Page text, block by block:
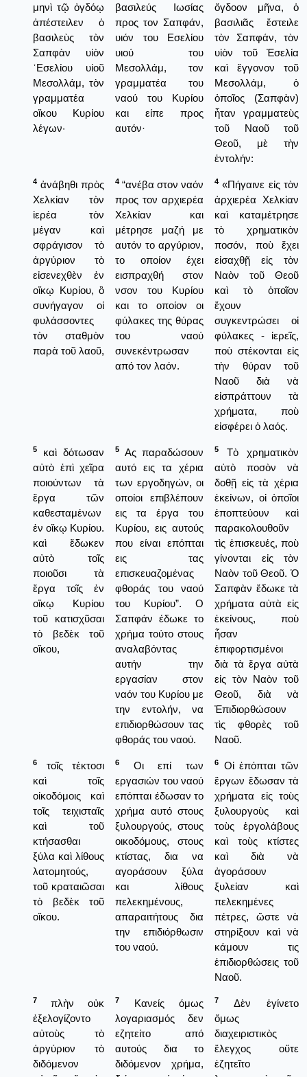
μηνὶ τῷ ὀγδόῳ
ἀπέστειλεν ὁ
βασιλεὺς τὸν
Σαπφὰν υἱὸν
᾿Εσελίου υἱοῦ
Μεσολλάμ, τὸν
γραμματέα
οἴκου Κυρίου
λέγων·
βασιλεύς Ιωσίας
προς τον Σαπφάν,
υιόν του Εσελίου
υιού του
Μεσολλάμ, τον
γραμματέα του
ναού του Κυρίου
και είπε προς
αυτόν·
ὄγδοον μῆνα, ὁ
βασιλιᾶς ἔστειλε
τὸν Σαπφάν, τὸν
υἱὸν τοῦ Ἐσελία
καὶ ἔγγονον τοῦ
Μεσολλάμ, ὁ
ὁποῖος (Σαπφὰν)
ἦταν γραμματεὺς
τοῦ Ναοῦ τοῦ
Θεοῦ, μὲ τὴν
ἐντολήν:
4 ἀνάβηθι πρὸς
Χελκίαν τὸν
ἱερέα τὸν
μέγαν καὶ
σφράγισον τὸ
ἀργύριον τὸ
εἰσενεχθὲν ἐν
οἴκῳ Κυρίου, ὃ
συνήγαγον οἱ
φυλάσσοντες
τὸν σταθμὸν
παρὰ τοῦ λαοῦ,
4 “ανέβα στον ναόν
προς τον αρχιερέα
Χελκίαν και
μέτρησε μαζή με
αυτόν το αργύριον,
το οποίον έχει
εισπραχθή στον
νσον του Κυρίου
και το οποίον οι
φύλακες της θύρας
του ναού
συνεκέντρωσαν
από τον λαόν.
4 «Πήγαινε εἰς τὸν
ἀρχιερέα Χελκίαν
καὶ καταμέτρησε
τὸ χρηματικὸν
ποσόν, ποὺ ἔχει
εἰσαχθῇ εἰς τὸν
Ναὸν τοῦ Θεοῦ
καὶ τὸ ὁποῖον
ἔχουν
συγκεντρώσει οἱ
φύλακες - ἱερεῖς,
ποὺ στέκονται εἰς
τὴν θύραν τοῦ
Ναοῦ διὰ νὰ
εἰσπράττουν τὰ
χρήματα, ποὺ
εἰσφέρει ὁ λαός.
5
καὶ δότωσαν
αὐτὸ ἐπὶ χεῖρα
ποιούντων τὰ
ἔργα τῶν
καθεσταμένων
ἐν οἴκῳ Κυρίου.
καὶ ἔδωκεν
αὐτὸ τοῖς
ποιοῦσι τὰ
ἔργα τοῖς ἐν
οἴκῳ Κυρίου
τοῦ κατισχῦσαι
τὸ βεδὲκ τοῦ
οἴκου,
5
Ας παραδώσουν
αυτό εις τα χέρια
των εργοδηγών, οι
οποίοι επιβλέπουν
εις τα έργα του
Κυρίου, εις αυτούς
που είναι επόπται
εις τας
επισκευαζομένας
φθοράς του ναού
του Κυρίου”. Ο
Σαπφάν έδωκε το
χρήμα τούτο στους
αναλαβόντας
αυτήν την
εργασίαν στον
ναόν του Κυρίου με
την εντολήν, να
επιδιορθώσουν τας
φθοράς του ναού.
5
Τὸ χρηματικὸν
αὐτὸ ποσὸν νὰ
δοθῇ εἰς τὰ χέρια
ἐκείνων, οἱ ὁποῖοι
ἐποπτεύουν καὶ
παρακολουθοῦν
τὶς ἐπισκευές, ποὺ
γίνονται εἰς τὸν
Ναὸν τοῦ Θεοῦ. Ὁ
Σαπφὰν ἔδωκε τὰ
χρήματα αὐτὰ εἰς
ἐκείνους, ποὺ
ἦσαν
ἐπιφορτισμένοι
διὰ τὰ ἔργα αὐτὰ
εἰς τὸν Ναὸν τοῦ
Θεοῦ, διὰ νὰ
Ἐπιδιορθώσουν
τὶς φθορὲς τοῦ
Ναοῦ.
6
τοῖς τέκτοσι
καὶ τοῖς
οἰκοδόμοις καὶ
τοῖς τειχισταῖς
καὶ τοῦ
κτήσασθαι
ξύλα καὶ λίθους
λατομητούς,
τοῦ κραταιῶσαι
τὸ βεδὲκ τοῦ
οἴκου.
6
Οι επί των
εργασιών του ναού
επόπται έδωσαν το
χρήμα αυτό στους
ξυλουργούς, στους
οικοδόμους, στους
κτίστας, δια να
αγοράσουν ξύλα
και λίθους
πελεκημένους,
απαραιτήτους δια
την επιδιόρθωσιν
του ναού.
6
Οἱ ἐπόπται τῶν
ἔργων ἔδωσαν τὰ
χρήματα εἰς τοὺς
ξυλουργοὺς καὶ
τοὺς ἐργολάβους
καὶ τοὺς κτίστες
καὶ διὰ νὰ
ἀγοράσουν
ξυλείαν καὶ
πελεκημένες
πέτρες, ὥστε νὰ
στηρίξουν καὶ νὰ
κάμουν τις
ἐπιδιορθώσεις τοῦ
Ναοῦ.
7
πλὴν οὐκ
ἐξελογίζοντο
αὐτοὺς τὸ
ἀργύριον τὸ
διδόμενον
7
Κανείς όμως
λογαριασμός δεν
εζητείτο από
αυτούς δια το
διδόμενον χρήμα,
7
Δὲν ἐγίνετο
ὅμως
διαχειριστικὸς
ἔλεγχος οὔτε
ἐζητεῖτο